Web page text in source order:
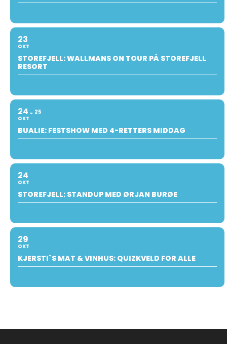
23
OKT
STOREFJELL: WALLMANS ON TOUR PÅ STOREFJELL
RESORT
24
OKT
25
BUALIE: FESTSHOW MED 4-RETTERS MIDDAG
24
OKT
STOREFJELL: STANDUP MED ØRJAN BURØE
29
OKT
KJERSTI`S MAT & VINHUS: QUIZKVELD FOR ALLE